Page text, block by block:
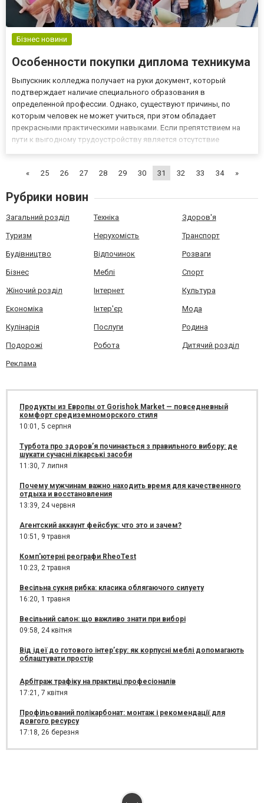
Бізнес новини
Особенности покупки диплома техникума
Выпускник колледжа получает на руки документ, который
подтверждает наличие специального образования в
определенной профессии. Однако, существуют причины, по
которым человек не может учиться, при этом обладает
прекрасными практическими навыками. Если препятствием на
пути к выгодному трудоустройству является отсутствие
документы изготавливаются...
« 25 26 27 28 29 30 31 32 33 34 »
Рубрики новин
Загальний розділ Техніка Здоров'я
Туризм Нерухомість Транспорт
Будівництво Відпочинок Розваги
Бізнес Меблі Спорт
Жіночий розділ Інтернет Культура
Економіка Інтер'єр Мода
Кулінарія Послуги Родина
Подорожі Робота Дитячий розділ
Реклама
Продукты из Европы от Gorishok Market — повседневный
комфорт средиземноморского стиля
10:01, 5 серпня
Турбота про здоров’я починається з правильного вибору: де
шукати сучасні лікарські засоби
11:30, 7 липня
Почему мужчинам важно находить время для качественного
отдыха и восстановления
13:39, 24 червня
Агентский аккаунт фейсбук: что это и зачем?
10:51, 9 травня
Комп'ютерні реографи RheoTest
10:23, 2 травня
Весільна сукня рибка: класика облягаючого силуету
16:20, 1 травня
Весільний салон: що важливо знати при виборі
09:58, 24 квітня
Від ідеї до готового інтер’єру: як корпусні меблі допомагають
облаштувати простір
Арбітраж трафіку на практиці професіоналів
17:21, 7 квітня
Профільований полікарбонат: монтаж і рекомендації для
довгого ресурсу
17:18, 26 березня